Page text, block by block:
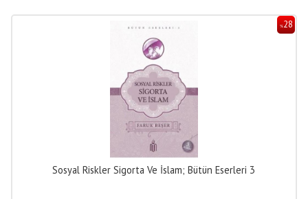
%28
Sosyal Riskler Sigorta Ve İslam; Bütün Eserleri 3